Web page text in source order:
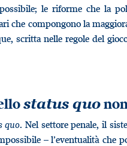
le riforme che la
che compongono la
scritta nelle regole del
status quo
quo. Nel settore penale, il
– l’eventualità che